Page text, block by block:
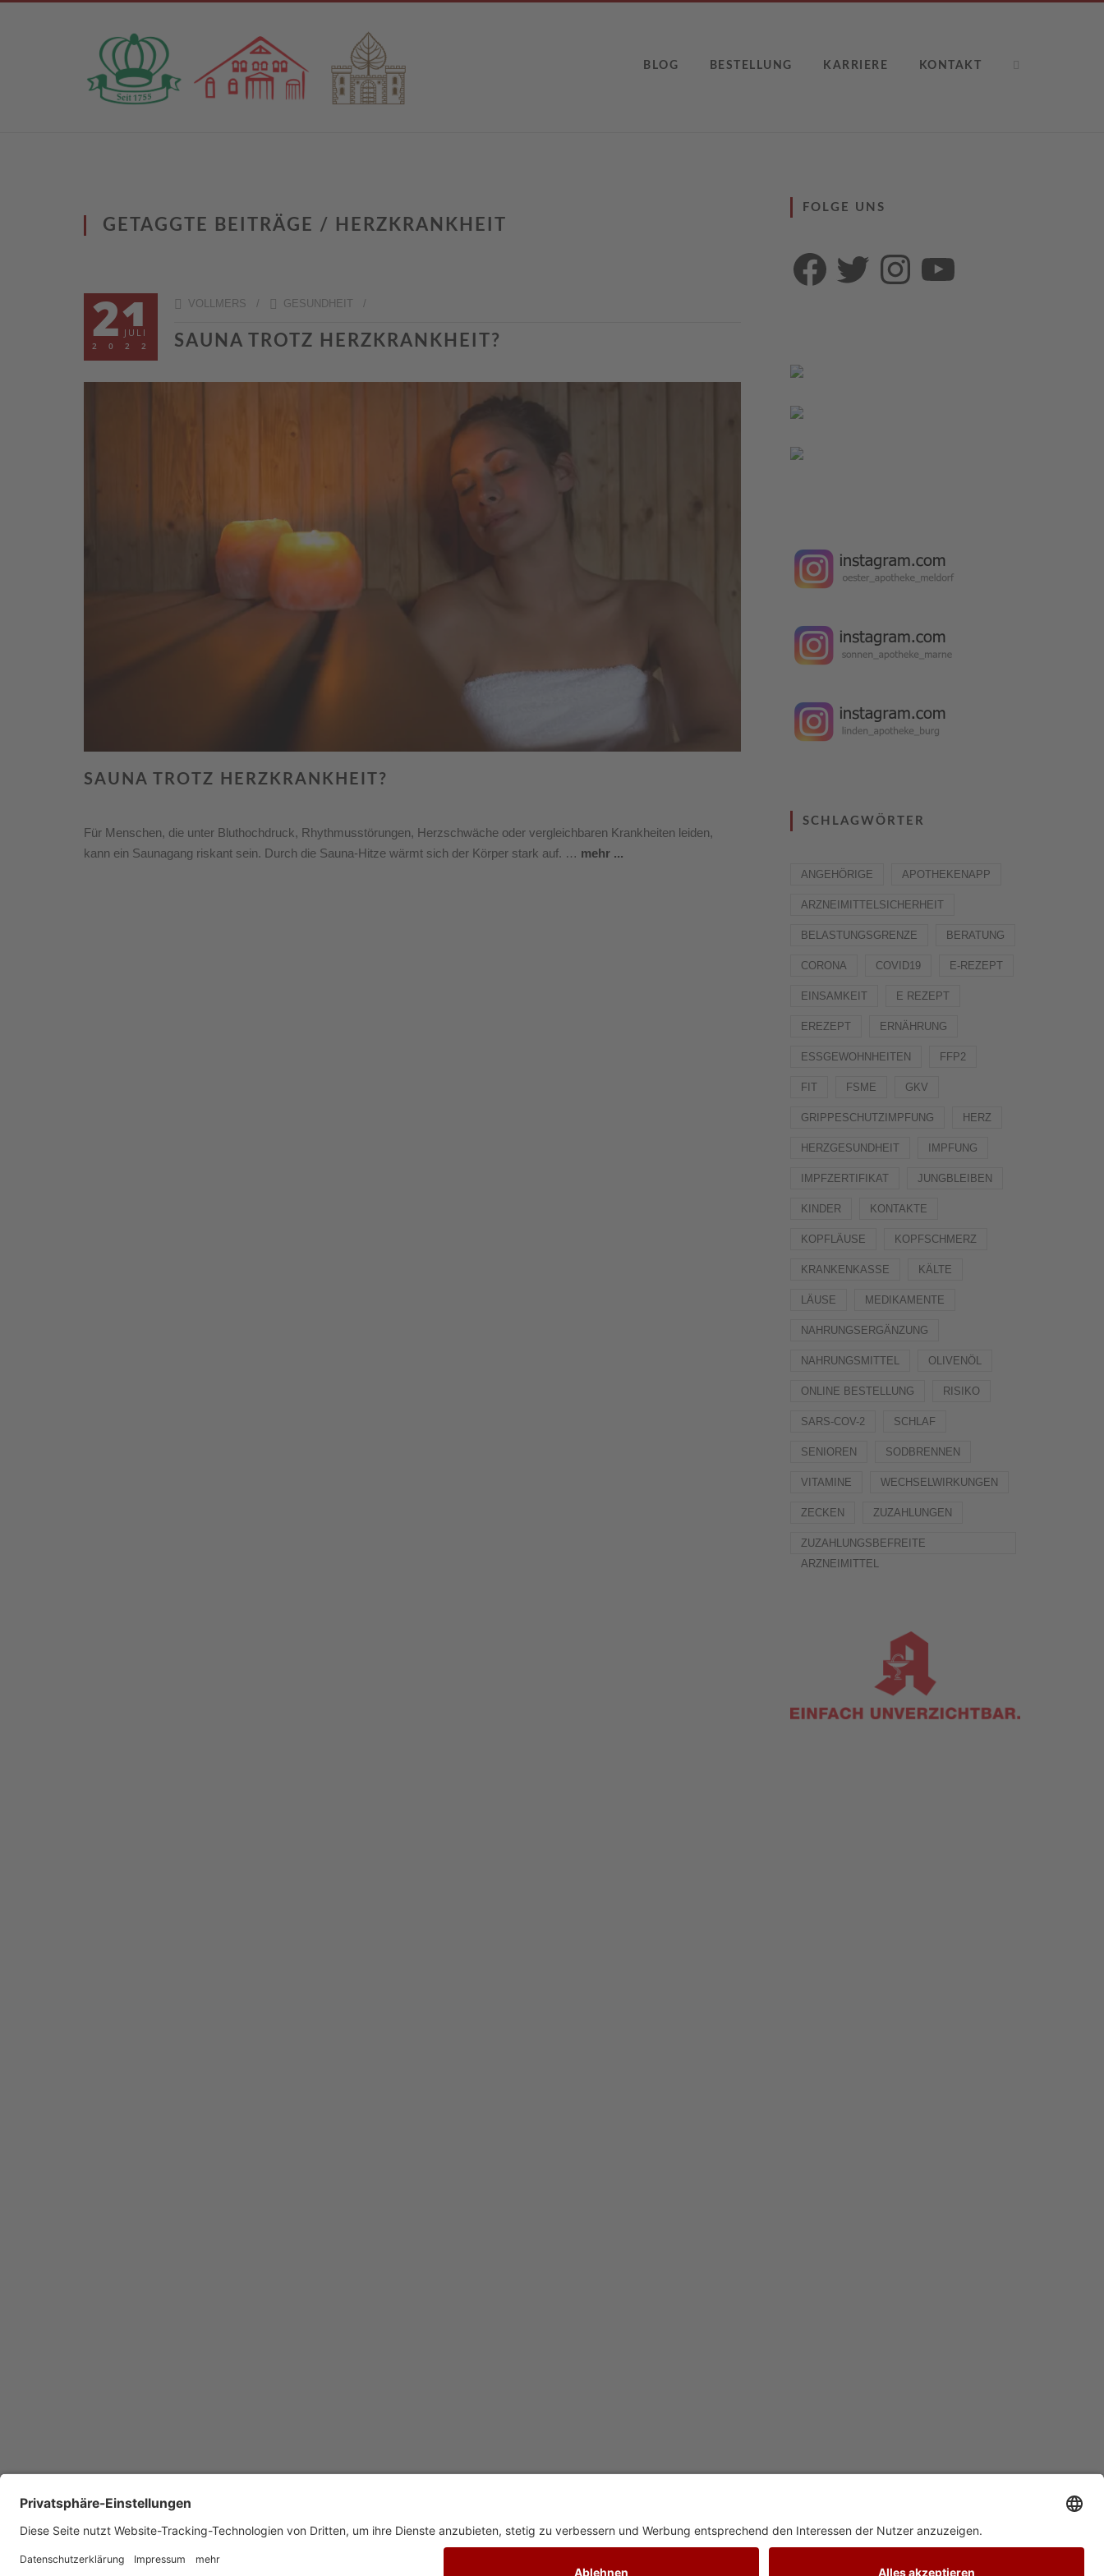
BLOG BESTELLUNG KARRIERE KONTAKT
GETAGGTE BEITRÄGE / HERZKRANKHEIT
21
JULI
2022
VOLLMERS / GESUNDHEIT /
SAUNA TROTZ HERZKRANKHEIT?
SAUNA TROTZ HERZKRANKHEIT?
Für Menschen, die unter Bluthochdruck, Rhythmusstörungen, Herzschwäche oder vergleichbaren Krankheiten leiden,
kann ein Saunagang riskant sein. Durch die Sauna-Hitze wärmt sich der Körper stark auf. … mehr ...
FOLGE UNS
FacebookTwitter Instagram
SCHLAGWÖRTER
ANGEHÖRIGE APOTHEKENAPP
ARZNEIMITTELSICHERHEIT
BELASTUNGSGRENZE BERATUNG
CORONA COVID19 E-REZEPT
EINSAMKEIT E REZEPT
EREZEPT ERNÄHRUNG
ESSGEWOHNHEITEN FFP2
FIT FSME GKV
GRIPPESCHUTZIMPFUNG HERZ
HERZGESUNDHEIT IMPFUNG
IMPFZERTIFIKAT JUNGBLEIBEN
KINDER KONTAKTE
KOPFLÄUSE KOPFSCHMERZ
KRANKENKASSE KÄLTE
LÄUSE MEDIKAMENTE
NAHRUNGSERGÄNZUNG
NAHRUNGSMITTEL OLIVENÖL
ONLINE BESTELLUNG RISIKO
SARS-COV-2 SCHLAF
SENIOREN SODBRENNEN
VITAMINE WECHSELWIRKUNGEN
ZECKEN ZUZAHLUNGEN
ZUZAHLUNGSBEFREITE
ARZNEIMITTEL